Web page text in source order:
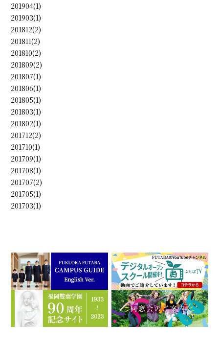
201904(1)
201903(1)
201812(2)
201811(2)
201810(2)
201809(2)
201807(1)
201806(1)
201805(1)
201803(1)
201802(1)
201712(2)
201710(1)
201709(1)
201708(1)
201707(2)
201705(1)
201703(1)